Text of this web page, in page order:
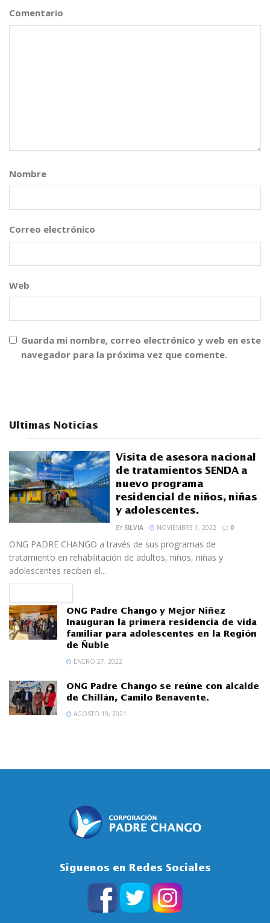
Comentario
Nombre
Correo electrónico
Web
Guarda mi nombre, correo electrónico y web en este
navegador para la próxima vez que comente.
Ultimas Noticias
Visita de asesora nacional
de tratamientos SENDA a
nuevo programa
residencial de niños, niñas
y adolescentes.
BY SILVIA NOVIEMBRE 1, 2022 0
ONG PADRE CHANGO a través de sus programas de
tratamiento en rehabilitación de adultos, niños, niñas y
adolescentes reciben el...
ONG Padre Chango y Mejor Niñez
Inauguran la primera residencia de vida
familiar para adolescentes en la Región
de Ñuble
ENERO 27, 2022
ONG Padre Chango se reúne con alcalde
de Chillán, Camilo Benavente.
AGOSTO 19, 2021
Siguenos en Redes Sociales